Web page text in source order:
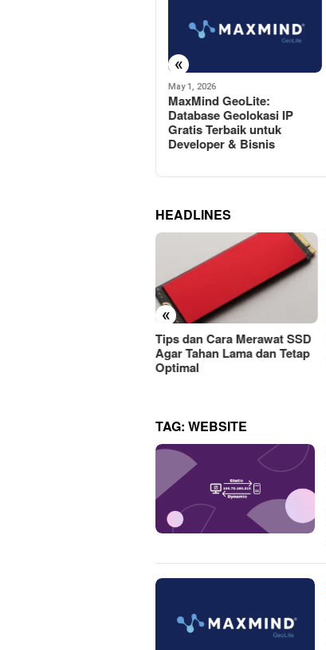
«
July 26, 2025
Cara Memperbaiki Masalah
Windows 11 Tidak Bisa
Hidup Setelah Masuk Mode
Sleep
HEADLINES
«
8 Rekomendasi Merek
Mouse Wireless Berkualitas
Terbaik Harus Dicoba!
TAG: WEBSITE